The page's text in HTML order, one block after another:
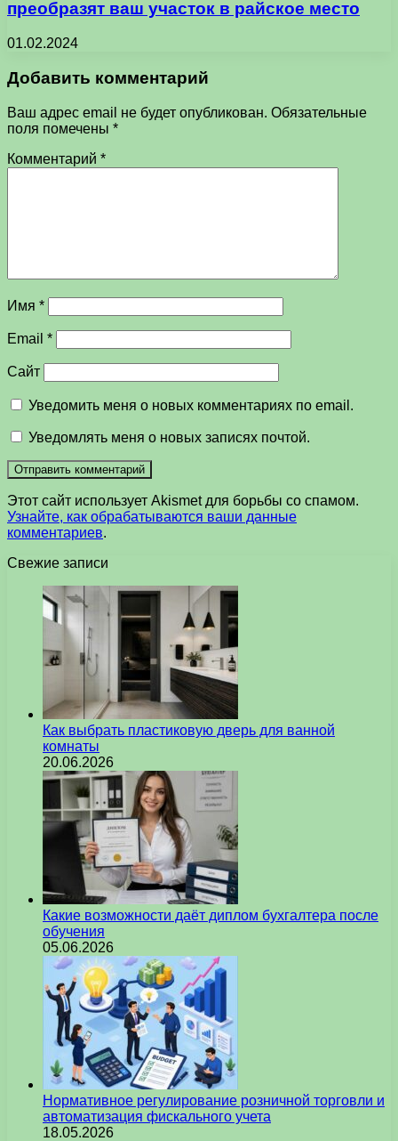
преобразят ваш участок в райское место
01.02.2024
Добавить комментарий
Ваш адрес email не будет опубликован. Обязательные
поля помечены *
Комментарий *
Имя *
Email *
Сайт
Уведомить меня о новых комментариях по email.
Уведомлять меня о новых записях почтой.
Этот сайт использует Akismet для борьбы со спамом.
Узнайте, как обрабатываются ваши данные
комментариев.
Свежие записи
Как выбрать пластиковую дверь для ванной
комнаты
20.06.2026
Какие возможности даёт диплом бухгалтера после
обучения
05.06.2026
Нормативное регулирование розничной торговли и
автоматизация фискального учета
18.05.2026